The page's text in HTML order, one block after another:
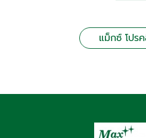
แม็กซ์ โปร